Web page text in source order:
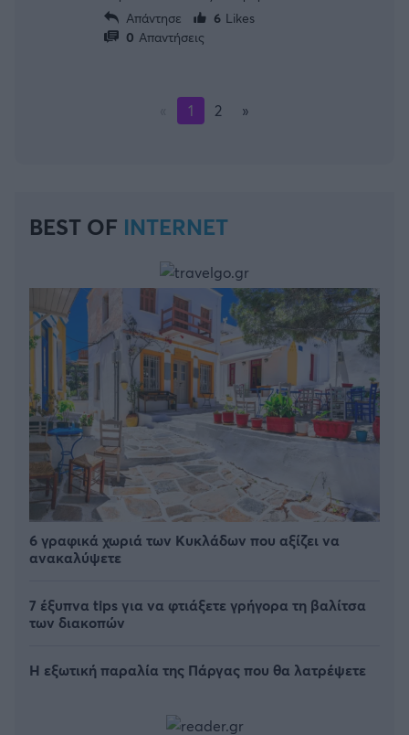
Απάντησε
6 Likes
0 Απαντήσεις
1 2 »
BEST OF INTERNET
6 γραφικά χωριά των Κυκλάδων που αξίζει να
ανακαλύψετε
7 έξυπνα tips για να φτιάξετε γρήγορα τη βαλίτσα
των διακοπών
Η εξωτική παραλία της Πάργας που θα λατρέψετε